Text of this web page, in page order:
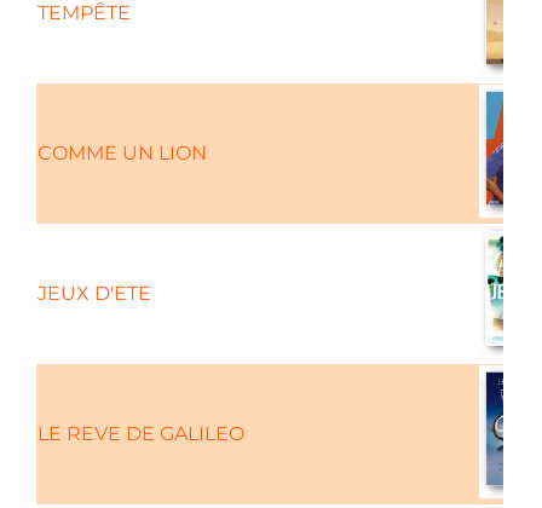
TEMPÊTE
COMME UN LION
JEUX D'ETE
LE REVE DE GALILEO